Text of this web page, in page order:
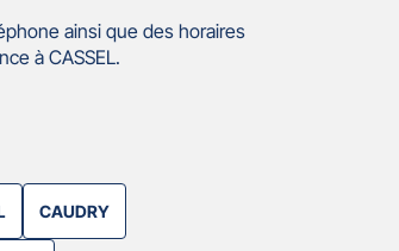
ainsi que des horaires
à CASSEL.
CAUDRY